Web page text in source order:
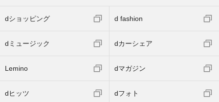
dショッピング d fashion
dミュージック dカーシェア
Lemino dマガジン
dヒッツ dフォト